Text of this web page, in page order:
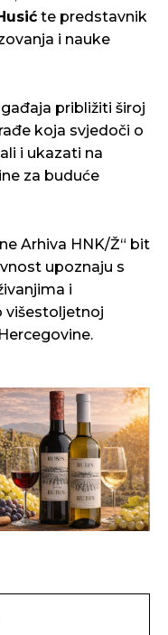
te predstavnik
i nauke
približiti široj
koja svjedoči o
i ukazati na
za buduće
Arhiva HNK/Ž“ bit
upoznaju s
i
višestoljetnoj